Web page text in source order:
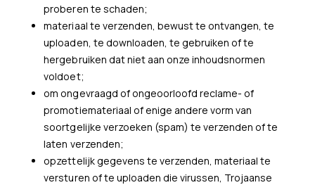
proberen te schaden;
materiaal te verzenden, bewust te ontvangen, te
uploaden, te downloaden, te gebruiken of te
hergebruiken dat niet aan onze inhoudsnormen
voldoet;
om ongevraagd of ongeoorloofd reclame- of
promotiemateriaal of enige andere vorm van
soortgelijke verzoeken (spam) te verzenden of te
laten verzenden;
opzettelijk gegevens te verzenden, materiaal te
versturen of te uploaden die virussen, Trojaanse